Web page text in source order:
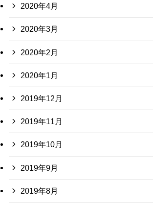
2020年4月
2020年3月
2020年2月
2020年1月
2019年12月
2019年11月
2019年10月
2019年9月
2019年8月